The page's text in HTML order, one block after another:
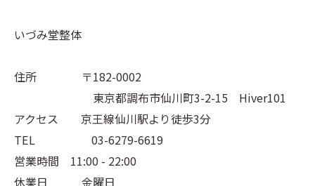
いづみ堂整体
住所 〒182-0002
東京都調布市仙川町3-2-15 Hiver101
アクセス 京王線仙川駅より徒歩3分
TEL 03-6279-6619
営業時間 11:00 - 22:00
休業日 金曜日